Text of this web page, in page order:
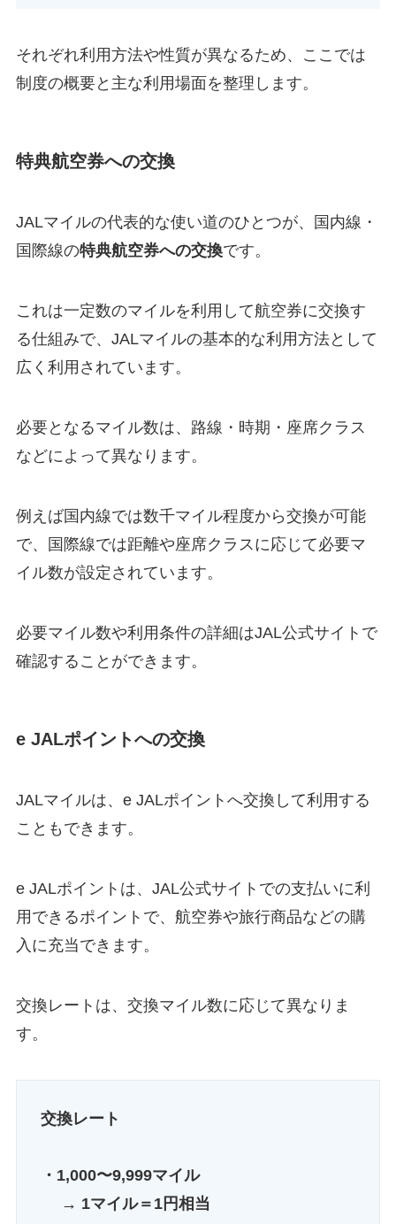
それぞれ利用方法や性質が異なるため、ここでは
制度の概要と主な利用場面を整理します。
特典航空券への交換
JALマイルの代表的な使い道のひとつが、国内線・
国際線の特典航空券への交換です。
これは一定数のマイルを利用して航空券に交換す
る仕組みで、JALマイルの基本的な利用方法として
広く利用されています。
必要となるマイル数は、路線・時期・座席クラス
などによって異なります。
例えば国内線では数千マイル程度から交換が可能
で、国際線では距離や座席クラスに応じて必要マ
イル数が設定されています。
必要マイル数や利用条件の詳細はJAL公式サイトで
確認することができます。
e JALポイントへの交換
JALマイルは、e JALポイントへ交換して利用する
こともできます。
e JALポイントは、JAL公式サイトでの支払いに利
用できるポイントで、航空券や旅行商品などの購
入に充当できます。
交換レートは、交換マイル数に応じて異なりま
す。
交換レート
・1,000〜9,999マイル
→ 1マイル＝1円相当